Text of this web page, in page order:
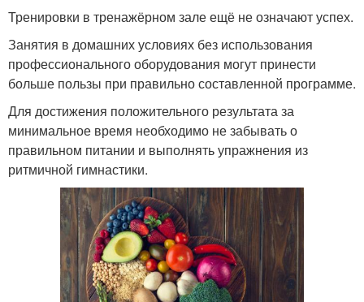
Тренировки в тренажёрном зале ещё не означают успех.
Занятия в домашних условиях без использования
профессионального оборудования могут принести
больше пользы при правильно составленной программе.
Для достижения положительного результата за
минимальное время необходимо не забывать о
правильном питании и выполнять упражнения из
ритмичной гимнастики.